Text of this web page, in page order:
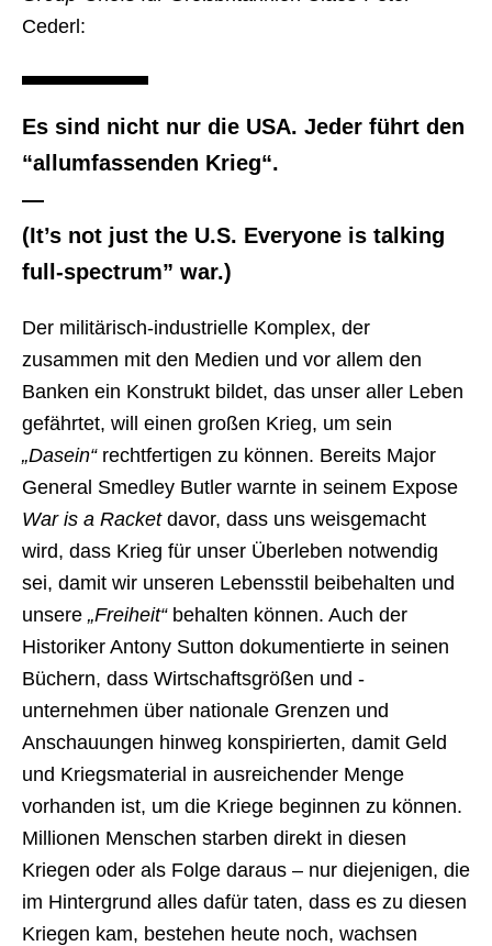
Cederl:
Es sind nicht nur die USA. Jeder führt den
“allumfassenden Krieg“.
—
(It’s not just the U.S. Everyone is talking
full-spectrum” war.)
Der militärisch-industrielle Komplex, der
zusammen mit den Medien und vor allem den
Banken ein Konstrukt bildet, das unser aller Leben
gefährtet, will einen großen Krieg, um sein
„Dasein“rechtfertigen zu können. Bereits Major
General Smedley Butler warnte in seinem Expose
War is a Racketdavor, dass uns weisgemacht
wird, dass Krieg für unser Überleben notwendig
sei, damit wir unseren Lebensstil beibehalten und
unsere „Freiheit“behalten können. Auch der
Historiker Antony Sutton dokumentierte in seinen
Büchern, dass Wirtschaftsgrößen und -
unternehmen über nationale Grenzen und
Anschauungen hinweg konspirierten, damit Geld
und Kriegsmaterial in ausreichender Menge
vorhanden ist, um die Kriege beginnen zu können.
Millionen Menschen starben direkt in diesen
Kriegen oder als Folge daraus – nur diejenigen, die
im Hintergrund alles dafür taten, dass es zu diesen
Kriegen kam, bestehen heute noch, wachsen